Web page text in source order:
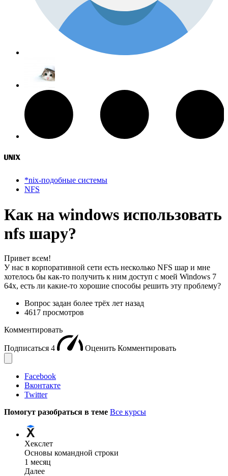
*nix-подобные системы
NFS
Как на windows использовать
nfs шару?
Привет всем!
У нас в корпоративной сети есть несколько NFS шар и мне
хотелось бы как-то получить к ним доступ с моей Windows 7
64x, есть ли какие-то хорошие способы решить эту проблему?
Вопрос задан более трёх лет назад
4617 просмотров
Комментировать
Подписаться 4 Оценить Комментировать
Facebook
Вконтакте
Twitter
Помогут разобраться в теме Все курсы
Хекслет
Основы командной строки
1 месяц
Далее